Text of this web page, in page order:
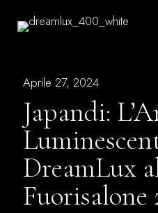
Aprile 27, 2024
Japandi:
DreamLux
Fuorisalone